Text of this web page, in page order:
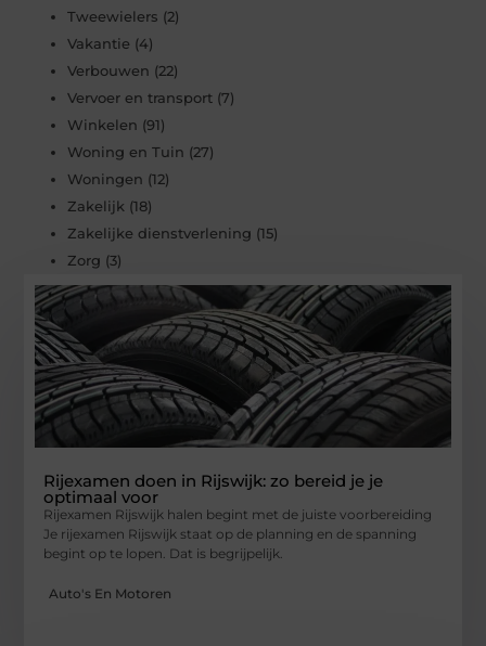
Tweewielers (2)
Vakantie (4)
Verbouwen (22)
Vervoer en transport (7)
Winkelen (91)
Woning en Tuin (27)
Woningen (12)
Zakelijk (18)
Zakelijke dienstverlening (15)
Zorg (3)
Rijexamen doen in Rijswijk: zo bereid je je
optimaal voor
Rijexamen Rijswijk halen begint met de juiste voorbereiding
Je rijexamen Rijswijk staat op de planning en de spanning
begint op te lopen. Dat is begrijpelijk.
Auto's En Motoren